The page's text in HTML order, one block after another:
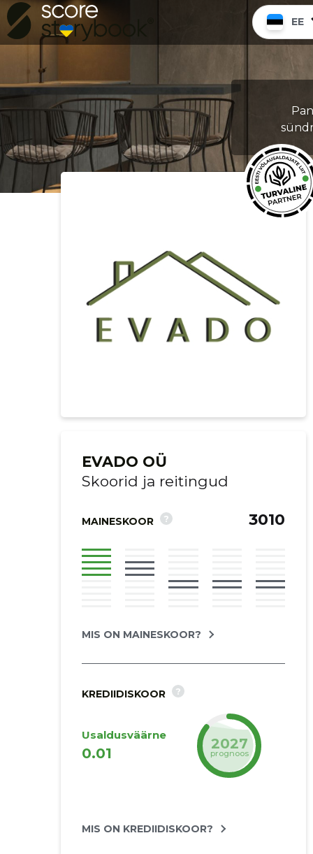
EE
EVADO OÜ
Skoorid ja reitingud
MAINESKOOR ? 3010
MIS ON MAINESKOOR?
KREDIIDISKOOR ?
Usaldusväärne
0.01
2027
prognoos
MIS ON KREDIIDISKOOR?